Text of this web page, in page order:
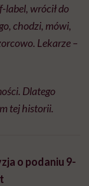
label, wrócił do
chodzi, mówi,
Lekarze –
Dlatego
tej historii.
o podaniu 9-